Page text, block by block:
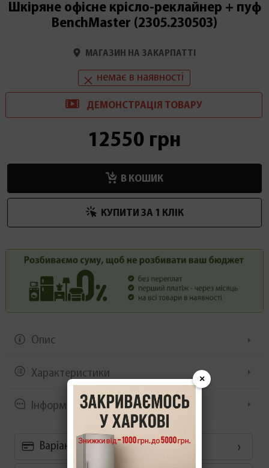
Шкіряне офісне крісло-реклайнер + пуф
BenchMaster (2305.230503)
МАГАЗИН НА ЗАКАРПАТТІ
немає в наявності
ДЕМОНСТРАЦІЯ ТОВАРУ
12550 грн
В КОШИК
КУПИТИ ЗА 1 КЛIК
Опис
Характеристики
Інформація/демонстрація
Варіанти оплати
×